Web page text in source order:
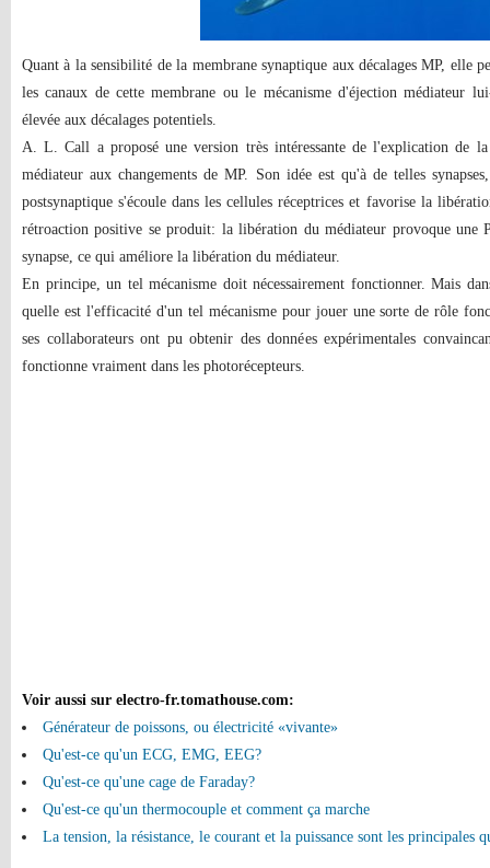
Quant à la sensibilité de la membrane synaptique aux décalages MP, elle
les canaux de cette membrane ou le mécanisme d'éjection médiateur
élevée aux décalages potentiels.
A. L. Call a proposé une version très intéressante de l'explication de
médiateur aux changements de MP. Son idée est qu'à de telles
postsynaptique s'écoule dans les cellules réceptrices et favorise la
rétroaction positive se produit: la libération du médiateur provoque une
synapse, ce qui améliore la libération du médiateur.
En principe, un tel mécanisme doit nécessairement fonctionner. Mais
quelle est l'efficacité d'un tel mécanisme pour jouer une sorte de rôle
ses collaborateurs ont pu obtenir des données expérimentales
fonctionne vraiment dans les photorécepteurs.
Voir aussi sur electro-fr.tomathouse.com:
Générateur de poissons, ou électricité «vivante»
Qu'est-ce qu'un ECG, EMG, EEG?
Qu'est-ce qu'une cage de Faraday?
Qu'est-ce qu'un thermocouple et comment ça marche
La tension, la résistance, le courant et la puissance sont les principales